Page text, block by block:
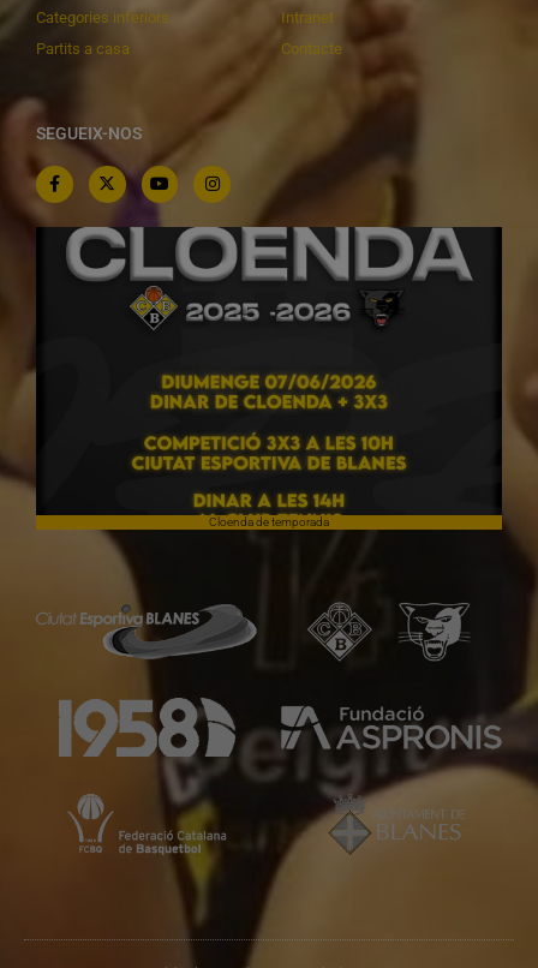
Categories inferiors
Partits a casa
Intranet
Contacte
SEGUEIX-NOS
Cloenda de temporada